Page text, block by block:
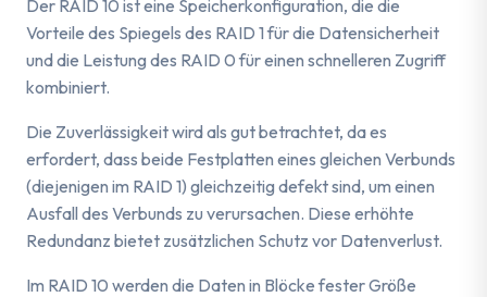
Der RAID 10 ist eine Speicherkonfiguration, die die
Vorteile des Spiegels des RAID 1 für die Datensicherheit
und die Leistung des RAID 0 für einen schnelleren Zugriff
kombiniert.
Die Zuverlässigkeit wird als gut betrachtet, da es
erfordert, dass beide Festplatten eines gleichen Verbunds
(diejenigen im RAID 1) gleichzeitig defekt sind, um einen
Ausfall des Verbunds zu verursachen. Diese erhöhte
Redundanz bietet zusätzlichen Schutz vor Datenverlust.
Im RAID 10 werden die Daten in Blöcke fester Größe